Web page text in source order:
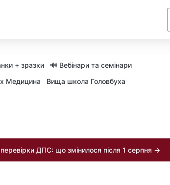
+ зразки
🔊 Вебінари та семінари
Медицина
Вища школа Головбуха
ДПС: що змінилося після 1 серпня →